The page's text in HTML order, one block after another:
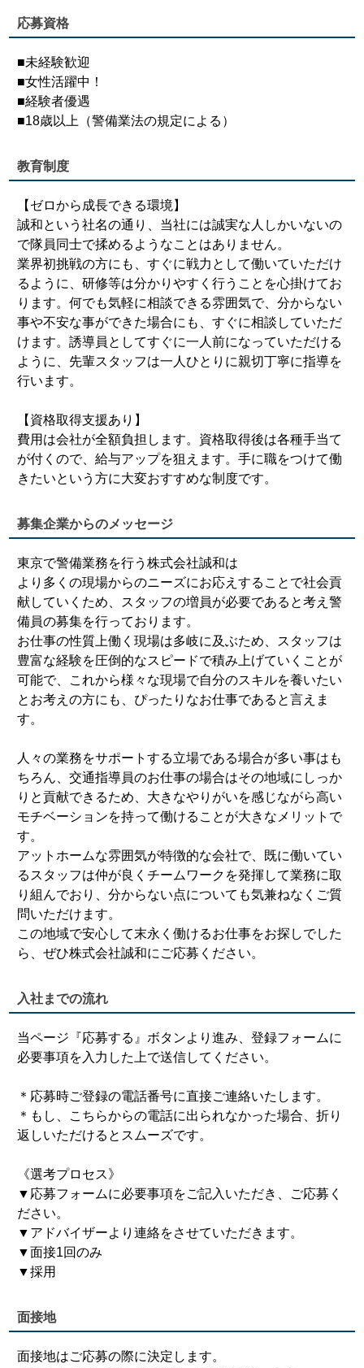
応募資格
■未経験歓迎
■女性活躍中！
■経験者優遇
■18歳以上（警備業法の規定による）
教育制度
【ゼロから成長できる環境】
誠和という社名の通り、当社には誠実な人しかいないの
で隊員同士で揉めるようなことはありません。
業界初挑戦の方にも、すぐに戦力として働いていただけ
るように、研修等は分かりやすく行うことを心掛けてお
ります。何でも気軽に相談できる雰囲気で、分からない
事や不安な事ができた場合にも、すぐに相談していただ
けます。誘導員としてすぐに一人前になっていただける
ように、先輩スタッフは一人ひとりに親切丁寧に指導を
行います。
【資格取得支援あり】
費用は会社が全額負担します。資格取得後は各種手当て
が付くので、給与アップを狙えます。手に職をつけて働
きたいという方に大変おすすめな制度です。
募集企業からのメッセージ
東京で警備業務を行う株式会社誠和は
より多くの現場からのニーズにお応えすることで社会貢
献していくため、スタッフの増員が必要であると考え警
備員の募集を行っております。
お仕事の性質上働く現場は多岐に及ぶため、スタッフは
豊富な経験を圧倒的なスピードで積み上げていくことが
可能で、これから様々な現場で自分のスキルを養いたい
とお考えの方にも、ぴったりなお仕事であると言えま
す。
人々の業務をサポートする立場である場合が多い事はも
ちろん、交通指導員のお仕事の場合はその地域にしっか
りと貢献できるため、大きなやりがいを感じながら高い
モチベーションを持って働けることが大きなメリットで
す。
アットホームな雰囲気が特徴的な会社で、既に働いてい
るスタッフは仲が良くチームワークを発揮して業務に取
り組んでおり、分からない点についても気兼ねなくご質
問いただけます。
この地域で安心して末永く働けるお仕事をお探しでした
ら、ぜひ株式会社誠和にご応募ください。
入社までの流れ
当ページ『応募する』ボタンより進み、登録フォームに
必要事項を入力した上で送信してください。
＊応募時ご登録の電話番号に直接ご連絡いたします。
＊もし、こちらからの電話に出られなかった場合、折り
返しいただけるとスムーズです。
《選考プロセス》
▼応募フォームに必要事項をご記入いただき、ご応募く
ださい。
▼アドバイザーより連絡をさせていただきます。
▼面接1回のみ
▼採用
面接地
面接地はご応募の際に決定します。